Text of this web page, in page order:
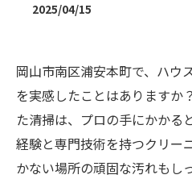
2025/04/15
岡山市南区浦安本町で、ハウ
を実感したことはありますか
た清掃は、プロの手にかかる
経験と専門技術を持つクリー
かない場所の頑固な汚れもし